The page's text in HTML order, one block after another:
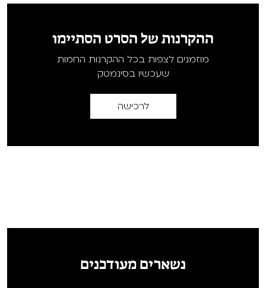
ההקרנות של הסרט הסתיימו
מוזמנים לצפות בכל ההקרנות החמות
שעכשיו בסינמטק
לרכישה
נשארים מעודכנים